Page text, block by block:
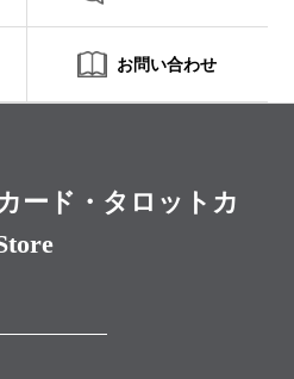
お問い合わせ
ード・タロットカ